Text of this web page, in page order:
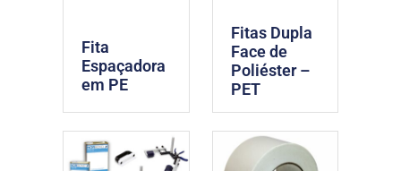
Fita
Espaçadora
em PE
Fitas Dupla
Face de
Poliéster –
PET